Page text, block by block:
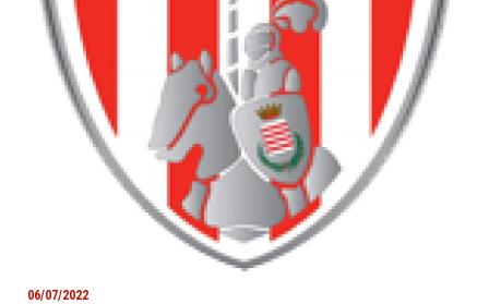
06/07/2022